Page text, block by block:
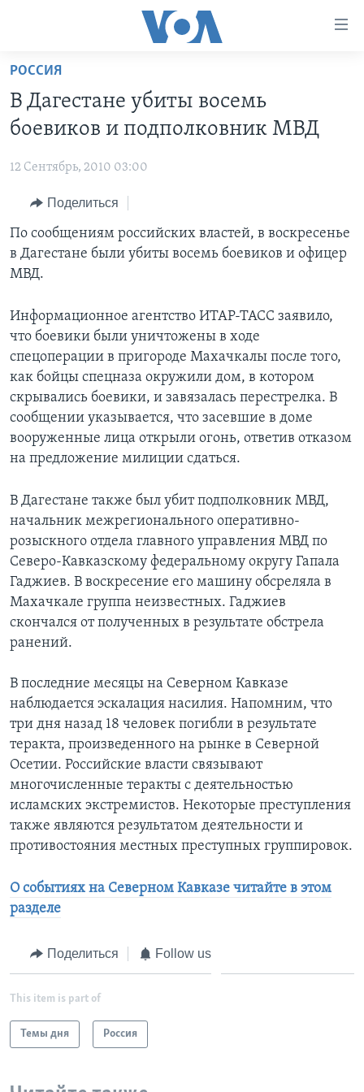
Перейти
основной
контент
навигации
Перейти
поиск
ПРОГРАММЫ
НОВОСТИ ЗА МИНУТУ
ИТОГИ
ПОЧЕМУ ЭТО ВАЖНО?
ДИСКУССИЯ VOA
НЬЮ-ЙОРК NEW YORK
АМЕРИКА. БОЛЬШОЕ ПУТЕШЕСТВИЕ
УЧИМ АНГЛИЙСКИЙ
НАША АМЕРИКАНСКАЯ ИСТОРИЯ
А КАК В АМЕРИКЕ?
АРТЕФАКТЫ
ТЕСТЫ
ЭКСПЕРТИЗА
ИНТЕРВЬЮ
ФАКТЫ ПРОТИВ ФЕЙКОВ
ЗА СВОБОДУ ПРЕССЫ
ВИДЕО
ПОДПИСКА НА НОВОСТИ
Learning English
СОЦИАЛЬНЫЕ СЕТИ
РОССИЯ
В Дагестане убиты восемь
боевиков и подполковник МВД
12 Сентябрь, 2010 03:00
Поделиться
По сообщениям российских властей, в воскресенье
в Дагестане были убиты восемь боевиков и офицер
МВД.
Информационное агентство ИТАР-ТАСС заявило,
что боевики были уничтожены в ходе
спецоперации в пригороде Махачкалы после того,
как бойцы спецназа окружили дом, в котором
скрывались боевики, и завязалась перестрелка. В
сообщении указывается, что засевшие в доме
вооруженные лица открыли огонь, ответив отказом
на предложение милиции сдаться.
В Дагестане также был убит подполковник МВД,
начальник межрегионального оперативно-
розыскного отдела главного управления МВД по
Северо-Кавказскому федеральному округу Гапала
Гаджиев. В воскресение его машину обсреляла в
Махачкале группа неизвестных. Гаджиев
скончался от полученных в результате обстрела
ранений.
В последние месяцы на Северном Кавказе
наблюдается эскалация насилия. Напомним, что
три дня назад 18 человек погибли в результате
теракта, произведенного на рынке в Северной
Осетии. Российские власти связывают
многочисленные теракты с деятельностью
исламских экстремистов. Некоторые преступления
также являются результатом деятельности и
противостояния местных преступных группировок.
О событиях на Северном Кавказе читайте в этом
разделе
Поделиться Follow us
This item is part of
Темы дня Россия